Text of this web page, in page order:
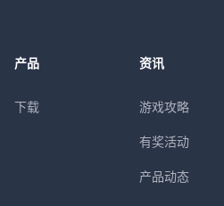
产品
下载
资讯
游戏攻略
有奖活动
产品动态